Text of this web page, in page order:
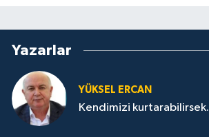
Yazarlar
YÜKSEL ERCAN
Kendimizi kurtarabilirsek.